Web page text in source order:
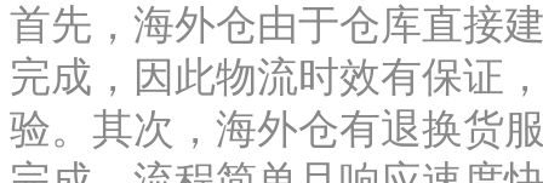
首先，海外仓由于仓库直接
完成，因此物流时效有保证
验。其次，海外仓有退换货